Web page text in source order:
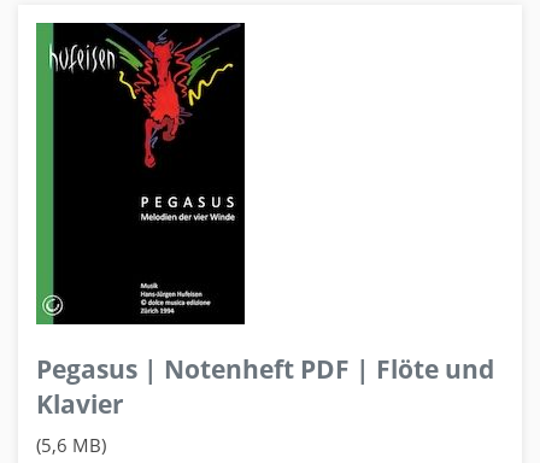
Pegasus | Notenheft PDF | Flöte und
Klavier
(5,6 MB)